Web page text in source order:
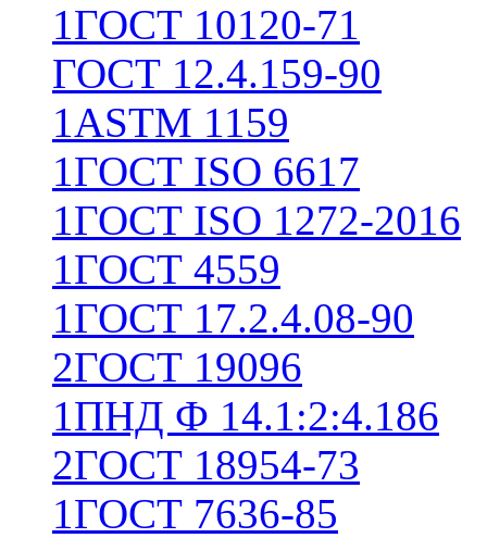
1ГОСТ 10120-71
ГОСТ 12.4.159-90
1ASTM 1159
1ГОСТ ISO 6617
1ГОСТ ISO 1272-2016
1ГОСТ 4559
1ГОСТ 17.2.4.08-90
2ГОСТ 19096
1ПНД Ф 14.1:2:4.186
2ГОСТ 18954-73
1ГОСТ 7636-85